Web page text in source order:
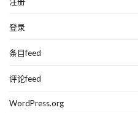
登录
条目feed
评论feed
WordPress.org